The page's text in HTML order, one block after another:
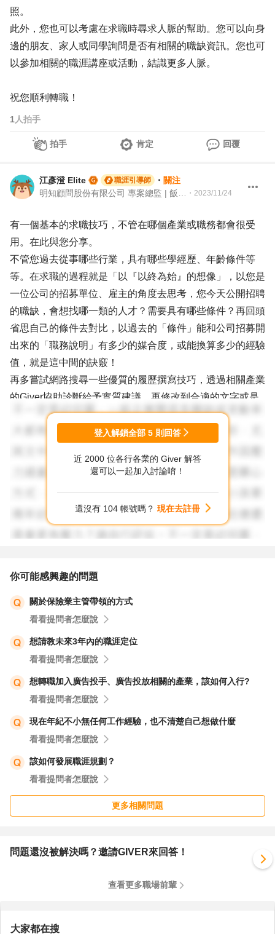
照。
此外，您也可以考慮在求職時尋求人脈的幫助。您可以向身
邊的朋友、家人或同學詢問是否有相關的職缺資訊。您也可
以參加相關的職涯講座或活動，結識更多人脈。
祝您順利轉職！
1 人拍手
拍手 肯定 回覆
江彥澄 Elite 職涯引導師 ・ 關注
・ 2023/11/24
有一個基本的求職技巧，不管在哪個產業或職務都會很受
用。在此與您分享。
不管您過去從事哪些行業，具有哪些學經歷、年齡條件等
等。在求職的過程就是「以『以終為始』的想像」，以您是
一位公司的招募單位、雇主的角度去思考，您今天公開招聘
的職缺，會想找哪一類的人才？需要具有哪些條件？再回頭
省思自己的條件去對比，以過去的「條件」能和公司招募開
出來的「職務說明」有多少的媒合度，或能換算多少的經驗
值，就是這中間的訣竅！
再多嘗試網路搜尋一些優質的履歷撰寫技巧，透過相關產業
的Giver協助診斷給予實質建議，再修改到合適的文字或是
契合度，多投遞。面試的邀約及成功率自然會提高！
登入解鎖全部 5 則回答
近 2000 位各行各業的 Giver 解答
還可以一起加入討論唷！
還沒有 104 帳號嗎？ 現在去註冊
你可能感興趣的問題
關於保險業主管帶領的方式
看看提問者怎麼說
想請教未來3年內的職涯定位
看看提問者怎麼說
想轉職加入廣告投手、廣告投放相關的產業，該如何入行?
看看提問者怎麼說
現在年紀不小無任何工作經驗，也不清楚自己想做什麼
看看提問者怎麼說
該如何發展職涯規劃？
看看提問者怎麼說
更多相關問題
問題還沒被解決嗎？邀請GIVER來回答！
查看更多職場前輩
大家都在搜